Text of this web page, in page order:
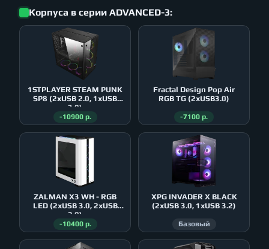
Корпуса в серии ADVANCED-3:
1STPLAYER STEAM PUNK
SP8 (2xUSB 2.0, 1xUSB
3.0)
-10900 р.
Fractal Design Pop Air
RGB TG (2xUSB3.0)
-7100 р.
ZALMAN X3 WH - RGB
LED (2xUSB 3.0, 2xUSB
2.0)
-10400 р.
XPG INVADER X BLACK
(2xUSB 3.0, 1xUSB 3.2)
Базовый